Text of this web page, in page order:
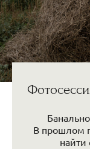
В прошлом
найти